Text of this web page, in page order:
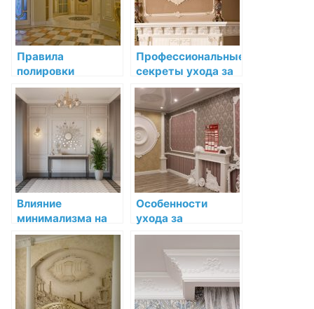
Правила
полировки
декоративной
лепнины для
сохранения её
блеска
Профессиональные
секреты ухода за
декоративной
лепниной в
интерьере
Влияние
минимализма на
декоративную
лепнину в
интерьере
Особенности
ухода за
декоративной
лепниной из
разных
материалов